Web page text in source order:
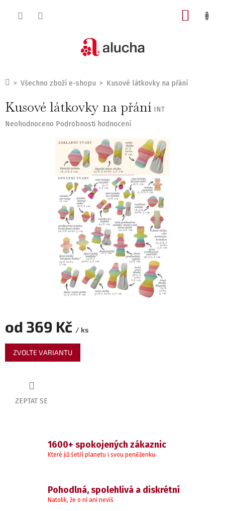
DomůVšechno zboží e-shopu Kusové látkovky na přání
Kusové látkovky na přání INT
Průměrné
Neohodnoceno Podrobnosti hodnocení
od 369 Kč / ks
Měrná
cena:
ZVOLTE VARIANTU
ZEPTAT SE
1600+ spokojených zákaznic
Které již šetří planetu i svou peněženku
Pohodlná, spolehlivá a diskrétní
Natolik, že o ní ani nevíš